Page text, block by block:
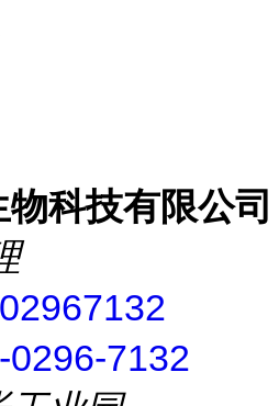
科技有限公司
0296-7132